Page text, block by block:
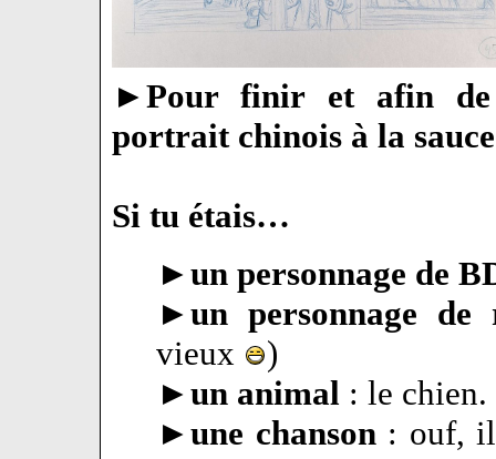
►Pour finir et afin
portrait chinois à la
Si tu étais…
►un personnage de
►un personnage de
vieux
)
►un animal : le chien.
►une chanson : ouf,